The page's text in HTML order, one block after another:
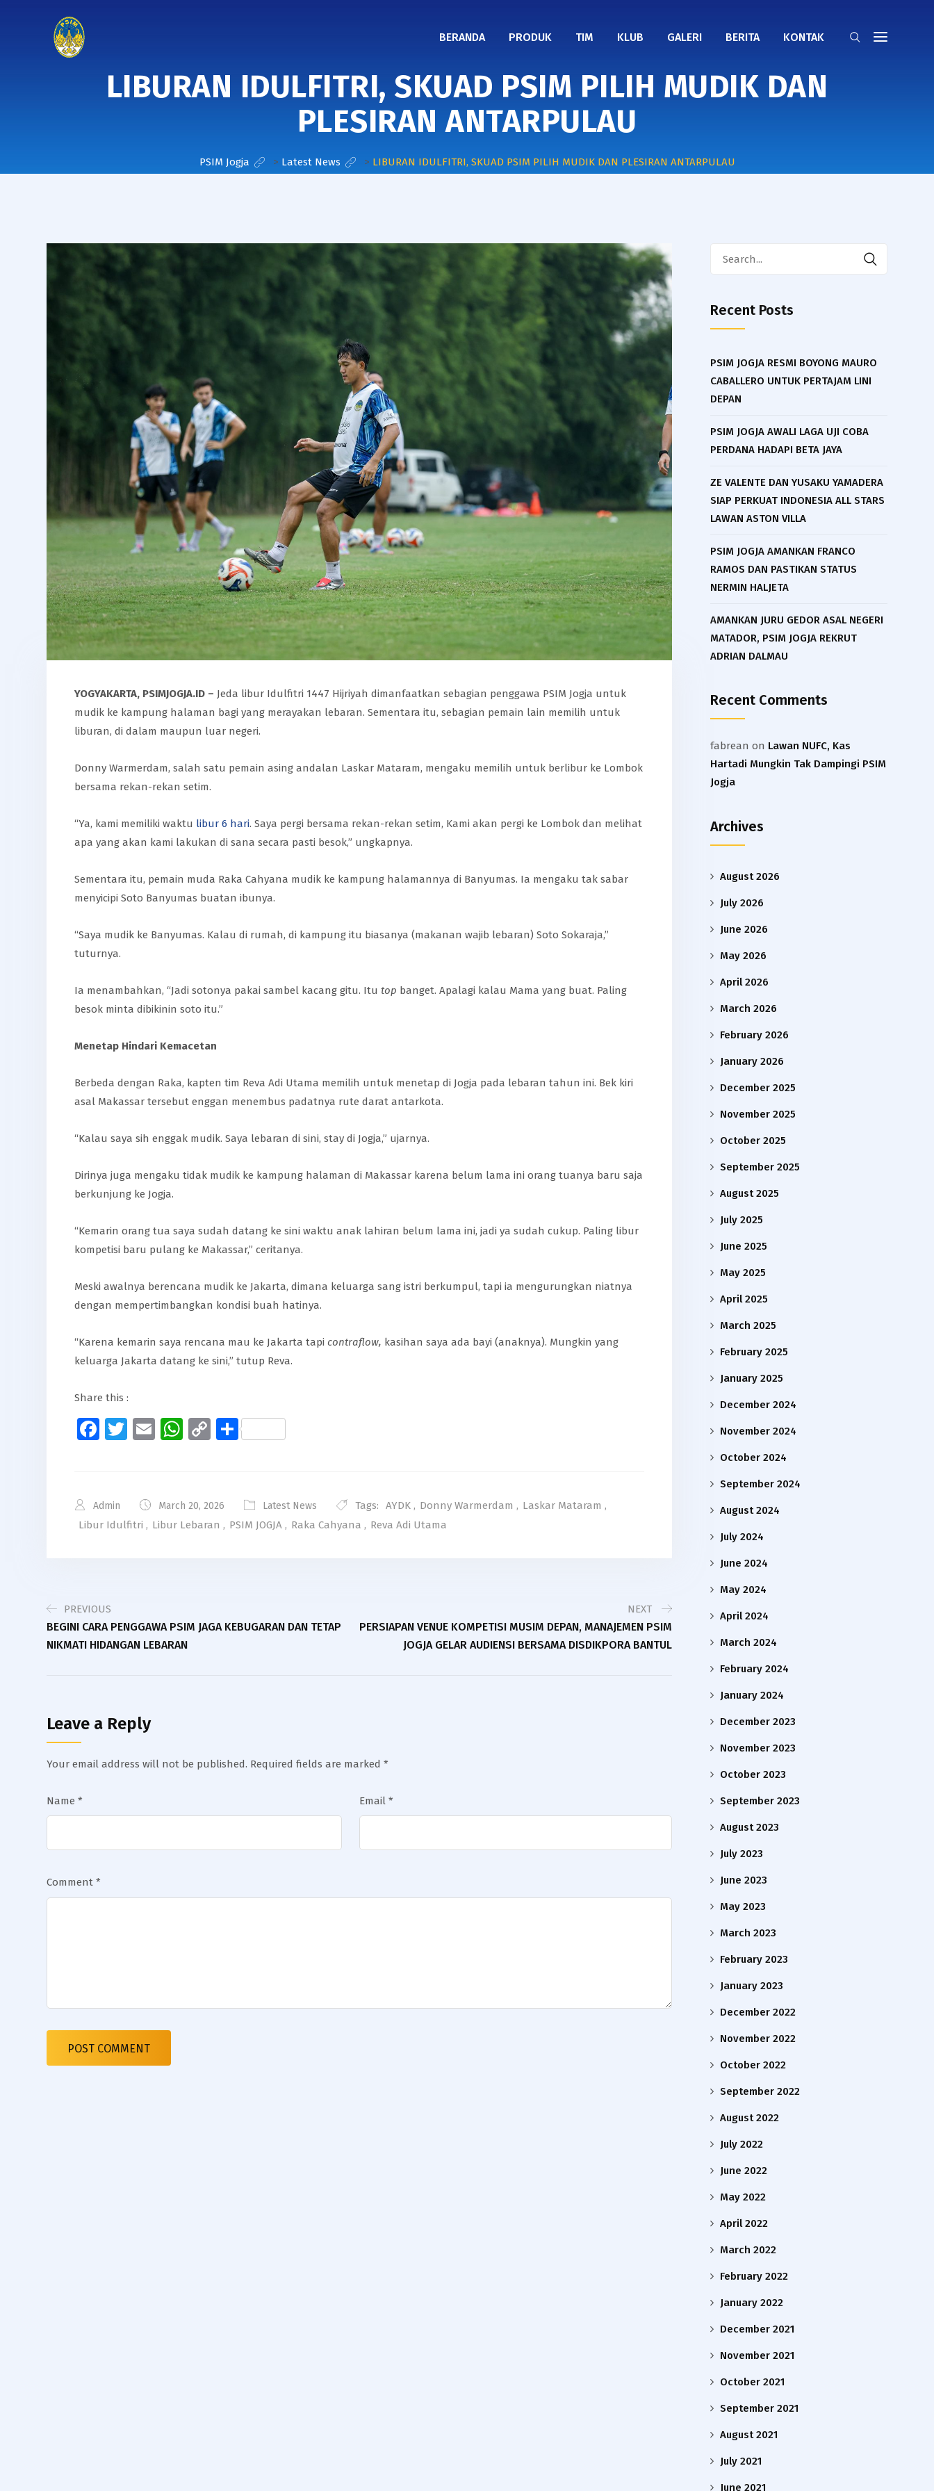
BERANDA PRODUK TIM KLUB GALERI BERITA KONTAK
LIBURAN IDULFITRI, SKUAD PSIM PILIH MUDIK DAN
PLESIRAN ANTARPULAU
PSIM Jogja > Latest News > LIBURAN IDULFITRI, SKUAD PSIM PILIH MUDIK DAN PLESIRAN ANTARPULAU
YOGYAKARTA, PSIMJOGJA.ID – Jeda libur Idulfitri 1447 Hijriyah dimanfaatkan sebagian penggawa PSIM Jogja untuk
mudik ke kampung halaman bagi yang merayakan lebaran. Sementara itu, sebagian pemain lain memilih untuk
liburan, di dalam maupun luar negeri.
Donny Warmerdam, salah satu pemain asing andalan Laskar Mataram, mengaku memilih untuk berlibur ke Lombok
bersama rekan-rekan setim.
“Ya, kami memiliki waktu libur 6 hari. Saya pergi bersama rekan-rekan setim, Kami akan pergi ke Lombok dan melihat
apa yang akan kami lakukan di sana secara pasti besok,” ungkapnya.
Sementara itu, pemain muda Raka Cahyana mudik ke kampung halamannya di Banyumas. Ia mengaku tak sabar
menyicipi Soto Banyumas buatan ibunya.
“Saya mudik ke Banyumas. Kalau di rumah, di kampung itu biasanya (makanan wajib lebaran) Soto Sokaraja,”
tuturnya.
Ia menambahkan, “Jadi sotonya pakai sambel kacang gitu. Itu top banget. Apalagi kalau Mama yang buat. Paling
besok minta dibikinin soto itu.”
Menetap Hindari Kemacetan
Berbeda dengan Raka, kapten tim Reva Adi Utama memilih untuk menetap di Jogja pada lebaran tahun ini. Bek kiri
asal Makassar tersebut enggan menembus padatnya rute darat antarkota.
“Kalau saya sih enggak mudik. Saya lebaran di sini, stay di Jogja,” ujarnya.
Dirinya juga mengaku tidak mudik ke kampung halaman di Makassar karena belum lama ini orang tuanya baru saja
berkunjung ke Jogja.
“Kemarin orang tua saya sudah datang ke sini waktu anak lahiran belum lama ini, jadi ya sudah cukup. Paling libur
kompetisi baru pulang ke Makassar,” ceritanya.
Meski awalnya berencana mudik ke Jakarta, dimana keluarga sang istri berkumpul, tapi ia mengurungkan niatnya
dengan mempertimbangkan kondisi buah hatinya.
“Karena kemarin saya rencana mau ke Jakarta tapi contraflow, kasihan saya ada bayi (anaknya). Mungkin yang
keluarga Jakarta datang ke sini,” tutup Reva.
Share this :
Facebook
Twitter
EmailWhatsApp
CopyShare
Admin March 20, 2026 Latest News Tags: AYDK , Donny Warmerdam , Laskar Mataram ,
Libur Idulfitri , Libur Lebaran , PSIM JOGJA , Raka Cahyana , Reva Adi Utama
PREVIOUS
BEGINI CARA PENGGAWA PSIM JAGA KEBUGARAN DAN TETAP
NIKMATI HIDANGAN LEBARAN
NEXT
PERSIAPAN VENUE KOMPETISI MUSIM DEPAN, MANAJEMEN PSIM
JOGJA GELAR AUDIENSI BERSAMA DISDIKPORA BANTUL
Leave a Reply
Your email address will not be published. Required fields are marked *
Name * Email *
Comment *
Recent Posts
PSIM JOGJA RESMI BOYONG MAURO
CABALLERO UNTUK PERTAJAM LINI
DEPAN
PSIM JOGJA AWALI LAGA UJI COBA
PERDANA HADAPI BETA JAYA
ZE VALENTE DAN YUSAKU YAMADERA
SIAP PERKUAT INDONESIA ALL STARS
LAWAN ASTON VILLA
PSIM JOGJA AMANKAN FRANCO
RAMOS DAN PASTIKAN STATUS
NERMIN HALJETA
AMANKAN JURU GEDOR ASAL NEGERI
MATADOR, PSIM JOGJA REKRUT
ADRIAN DALMAU
Recent Comments
fabrean on Lawan NUFC, Kas
Hartadi Mungkin Tak Dampingi PSIM
Jogja
Archives
August 2026
July 2026
June 2026
May 2026
April 2026
March 2026
February 2026
January 2026
December 2025
November 2025
October 2025
September 2025
August 2025
July 2025
June 2025
May 2025
April 2025
March 2025
February 2025
January 2025
December 2024
November 2024
October 2024
September 2024
August 2024
July 2024
June 2024
May 2024
April 2024
March 2024
February 2024
January 2024
December 2023
November 2023
October 2023
September 2023
August 2023
July 2023
June 2023
May 2023
March 2023
February 2023
January 2023
December 2022
November 2022
October 2022
September 2022
August 2022
July 2022
June 2022
May 2022
April 2022
March 2022
February 2022
January 2022
December 2021
November 2021
October 2021
September 2021
August 2021
July 2021
June 2021